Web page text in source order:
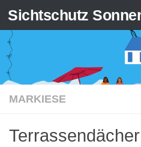
Zum Inhalt springen
Sichtschutz
MARKIESE